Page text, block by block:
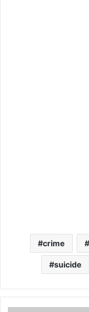
crime
suicide